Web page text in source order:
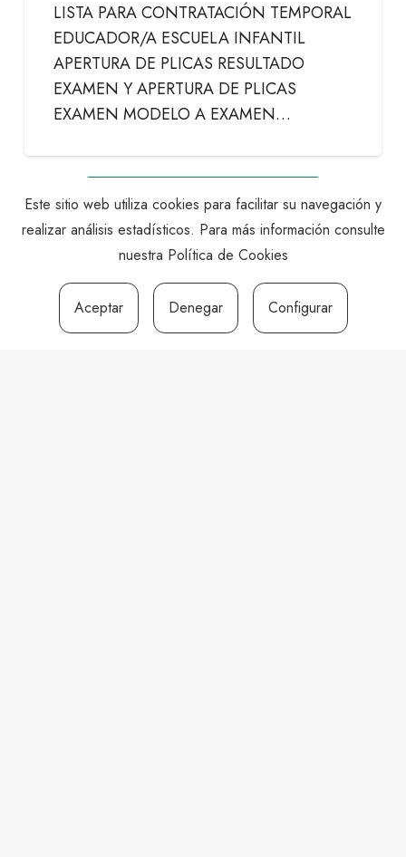
LISTA PARA CONTRATACIÓN TEMPORAL
EDUCADOR/A ESCUELA INFANTIL
APERTURA DE PLICAS RESULTADO
EXAMEN Y APERTURA DE PLICAS
EXAMEN MODELO A EXAMEN…
VER TODAS LAS NOTICIAS
Este sitio web utiliza cookies para facilitar su navegación y
realizar análisis estadísticos. Para más información consulte
nuestra Política de Cookies
Aceptar Denegar Configurar